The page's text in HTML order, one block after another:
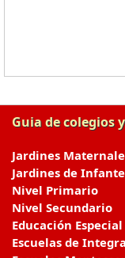
Guia de colegios
Jardines
Jardines de
Nivel Primario
Nivel Secundario
Educación Especial
Escuelas de